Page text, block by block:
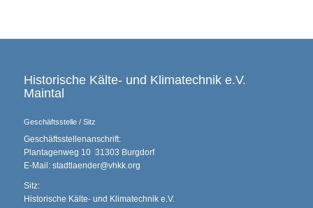
Historische Kälte- und Klimatechnik e.V.
Maintal
Geschäftsstelle / Sitz
Geschäftsstellenanschrift:
Plantagenweg 10 31303 Burgdorf
E-Mail: stadtlaender@vhkk.org
Sitz:
Historische Kälte- und Klimatechnik e.V.